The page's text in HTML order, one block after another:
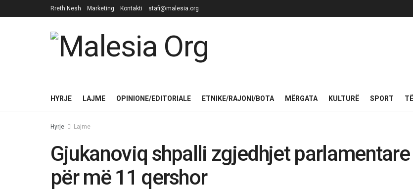
Rreth Nesh Marketing Kontakti stafi@malesia.org
HYRJE LAJME OPINIONE/EDITORIALE ETNIKE/RAJONI/BOTA MËRGATA KULTURË SPORT
Hyrje Lajme
Gjukanoviq shpalli zgjedhjet parlamentare
për më 11 qershor